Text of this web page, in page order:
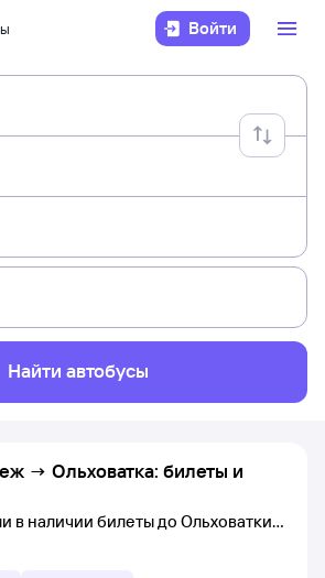
Войти
Найти автобусы
→ Ольховатка: билеты и
в наличии билеты до Ольховатки